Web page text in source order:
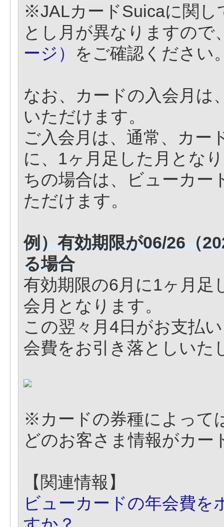
※JALカードSuicaに関し
とし月が異なりますので
ージ）
をご確認ください
なお、カードの入会月は
いただけます。
ご入会月は、通常、カー
に、1ヶ月足した月とな
ちの場合は、ビューカー
ただけます。
例）有効期限が06/26（
る場合
有効期限の6月に1ヶ月足
会月となります。
この翌々月4日がお支払
会費をお引き落としいた
※カードの券種によって
どのお客さま情報がカー
【関連情報】
ビューカードの年会費